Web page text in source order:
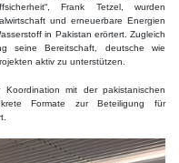
Frank Tetzel, wurden
und erneuerbare Energien
in Pakistan erörtert. Zugleich
seine Bereitschaft, deutsche wie
aktiv zu unterstützen.
mit der pakistanischen
Formate zur Beteiligung für